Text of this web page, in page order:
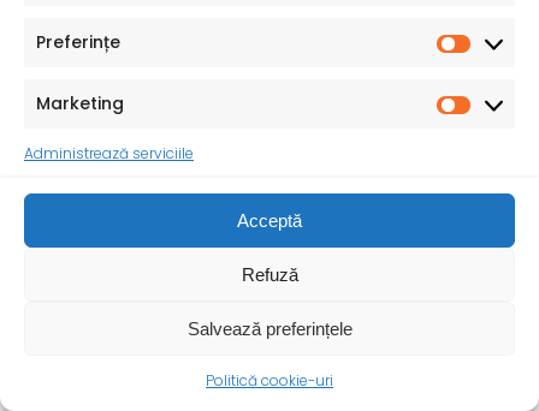
Preferințe
Marketing
Administrează serviciile
Acceptă
Refuză
Salvează preferințele
Politică cookie-uri